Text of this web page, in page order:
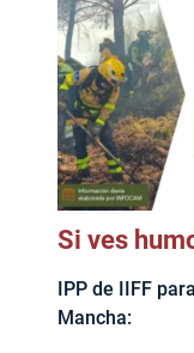
Si ves
IPP de IIFF
Mancha: